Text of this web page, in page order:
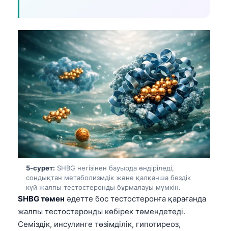
5-сурет: SHBG негізінен бауырда өндіріледі,
сондықтан метаболизмдік және қалқанша бездік
күй жалпы тестостеронды бұрмалауы мүмкін.
SHBG төмен әдетте бос тестостеронға қарағанда
жалпы тестостеронды көбірек төмендетеді.
Семіздік, инсулинге төзімділік, гипотиреоз,